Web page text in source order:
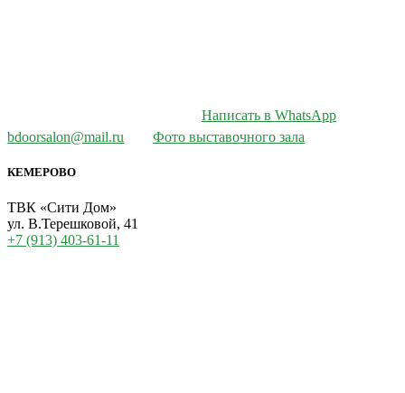
Написать в WhatsApp
bdoorsalon@mail.ru
Фото выставочного зала
КЕМЕРОВО
ТВК «Сити Дом»
ул. В.Терешковой, 41
+7 (913) 403-61-11